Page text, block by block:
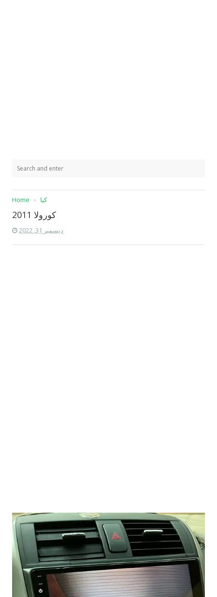
Home كيا
كورولا 2011
ديسمبر 31, 2022